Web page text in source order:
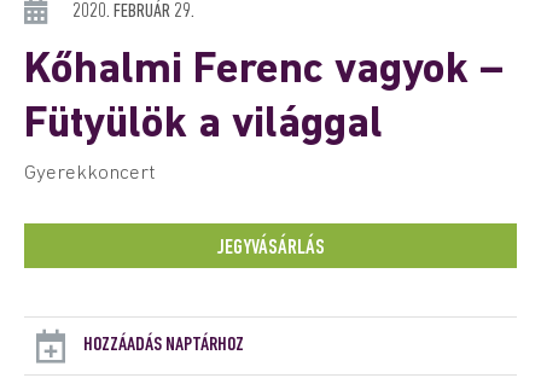
2020. FEBRUÁR 29.
Kőhalmi Ferenc vagyok –
Fütyülök a világgal
Gyerekkoncert
JEGYVÁSÁRLÁS
HOZZÁADÁS NAPTÁRHOZ